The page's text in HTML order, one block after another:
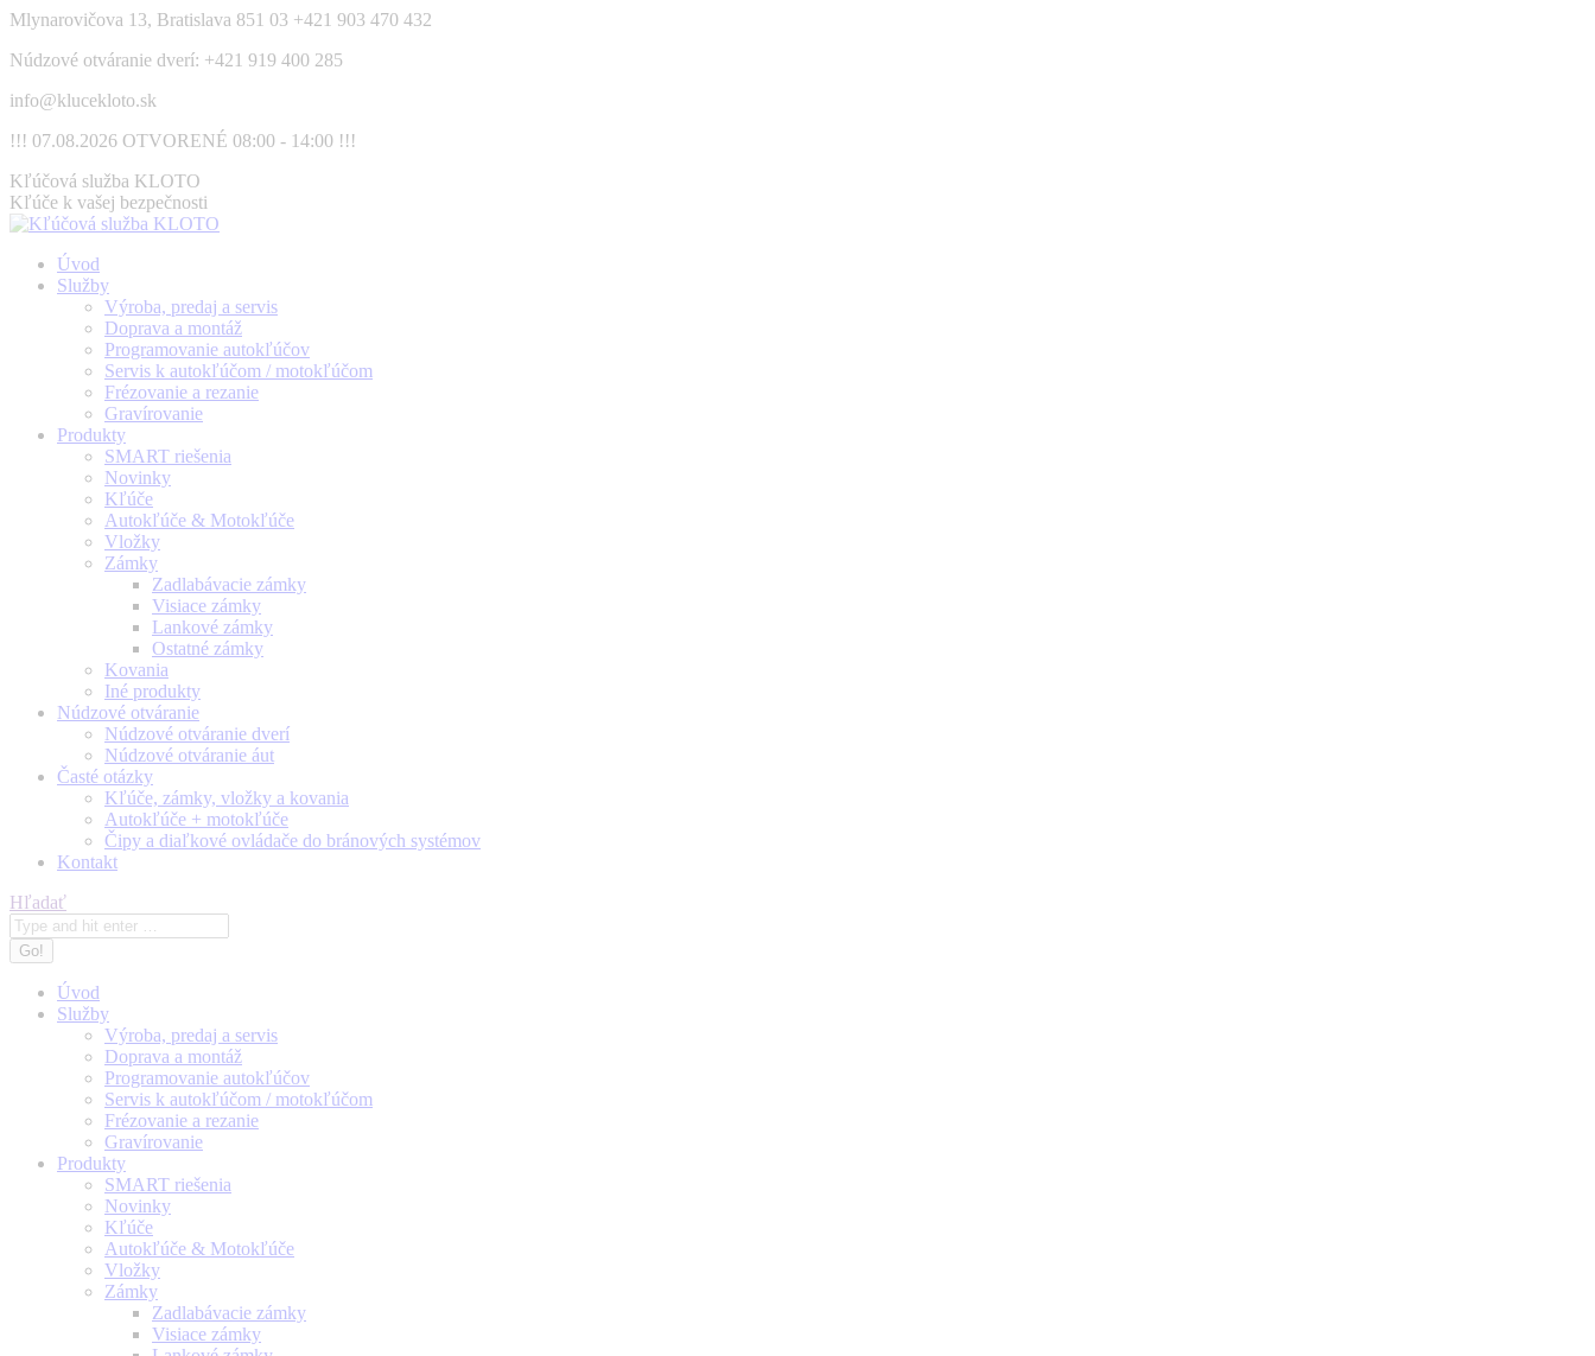
Skip
content
Mlynarovičova 13, Bratislava 851 03 +421 903 470 432
Núdzové otváranie dverí: +421 919 400 285
info@klucekloto.sk
!!! 07.08.2026 OTVORENÉ 08:00 - 14:00 !!!
Facebook
page
opens
new
window
Kľúčová služba KLOTO
Kľúče k vašej bezpečnosti
Úvod
Služby
Výroba, predaj a servis
Doprava a montáž
Programovanie autokľúčov
Servis k autokľúčom / motokľúčom
Frézovanie a rezanie
Gravírovanie
Produkty
SMART riešenia
Novinky
Kľúče
Autokľúče & Motokľúče
Vložky
Zámky
Zadlabávacie zámky
Visiace zámky
Lankové zámky
Ostatné zámky
Kovania
Iné produkty
Núdzové otváranie
Núdzové otváranie dverí
Núdzové otváranie áut
Časté otázky
Kľúče, zámky, vložky a kovania
Autokľúče + motokľúče
Čipy a diaľkové ovládače do bránových systémov
Kontakt
Search:
Hľadať
Úvod
Služby
Výroba, predaj a servis
Doprava a montáž
Programovanie autokľúčov
Servis k autokľúčom / motokľúčom
Frézovanie a rezanie
Gravírovanie
Produkty
SMART riešenia
Novinky
Kľúče
Autokľúče & Motokľúče
Vložky
Zámky
Zadlabávacie zámky
Visiace zámky